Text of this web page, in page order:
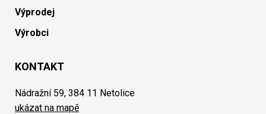
Výprodej
Výrobci
KONTAKT
Nádražní 59, 384 11 Netolice
ukázat na mapě